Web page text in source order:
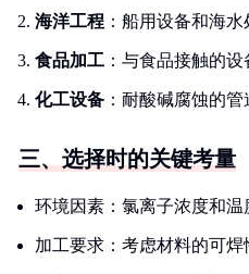
海洋工程 ：船用设备和海
食品加工 ：与食品接触的
化工设备 ：耐酸碱腐蚀的
三、选择时的关键考量
环境因素：氯离子浓度和
加工要求：考虑材料的可焊